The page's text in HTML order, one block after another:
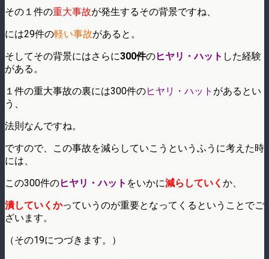
その１件の重大事故が発生するその背景ですね、
には29件の軽い事故があると。
そしてその背景にはさらに300件のヒヤリ・ハット した経験
がある。
１件の重大事故の裏には300件のヒヤリ・ハット があるとい
う、
法則なんですね。
ですので、この事故を減らしていこうというふうに考えた時
には、
この300件のヒヤリ・ハット をいかに減らしていく か、
潰していくかっていうのが重要となってくるということでご
ざいます。
（その19につづきます。）